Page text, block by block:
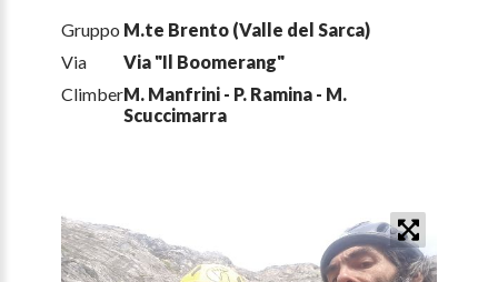
Gruppo M.te Brento (Valle del Sarca)
Via
Via "Il Boomerang"
ClimberM. Manfrini - P. Ramina - M.
Scuccimarra